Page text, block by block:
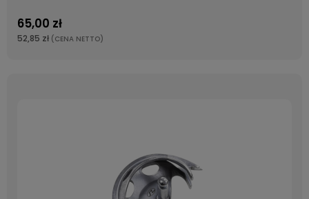
65,00 zł
52,85 zł (CENA NETTO)